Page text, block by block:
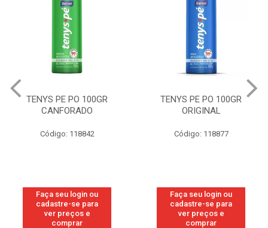
TENYS PE PO 100GR
CANFORADO
Código: 118842
Faça seu login ou
cadastre-se para
ver preços e
comprar
TENYS PE PO 100GR
ORIGINAL
Código: 118877
Faça seu login ou
cadastre-se para
ver preços e
comprar